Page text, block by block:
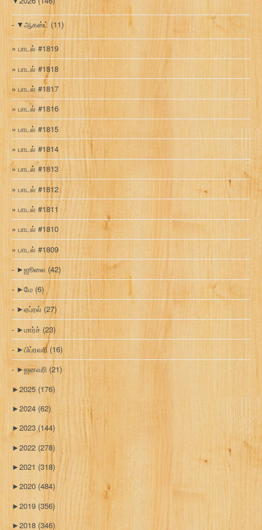
▼ஆகஸ்ட் (11)
பாடல் #1819
பாடல் #1818
பாடல் #1817
பாடல் #1816
பாடல் #1815
பாடல் #1814
பாடல் #1813
பாடல் #1812
பாடல் #1811
பாடல் #1810
பாடல் #1809
►ஜூலை (42)
►மே (6)
►ஏப்ரல்(27)
►மார்ச் (23)
►பிப்ரவரி (16)
►ஜனவரி (21)
►2025 (176)
►2024 (62)
►2023(144)
►2022 (278)
►2021 (318)
►2020 (484)
►2019 (356)
►2018 (346)